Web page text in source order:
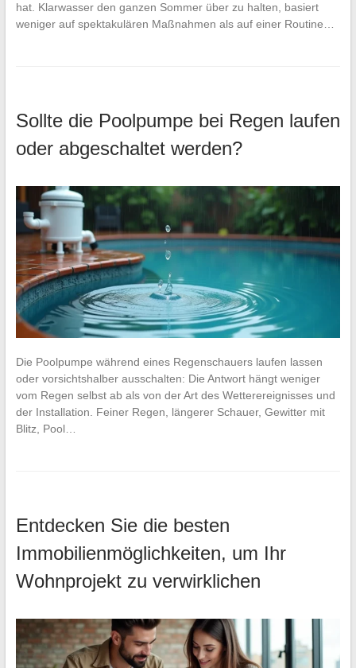
hat. Klarwasser den ganzen Sommer über zu halten, basiert
weniger auf spektakulären Maßnahmen als auf einer Routine…
Sollte die Poolpumpe bei Regen laufen
oder abgeschaltet werden?
Die Poolpumpe während eines Regenschauers laufen lassen
oder vorsichtshalber ausschalten: Die Antwort hängt weniger
vom Regen selbst ab als von der Art des Wetterereignisses und
der Installation. Feiner Regen, längerer Schauer, Gewitter mit
Blitz, Pool…
Entdecken Sie die besten
Immobilienmöglichkeiten, um Ihr
Wohnprojekt zu verwirklichen